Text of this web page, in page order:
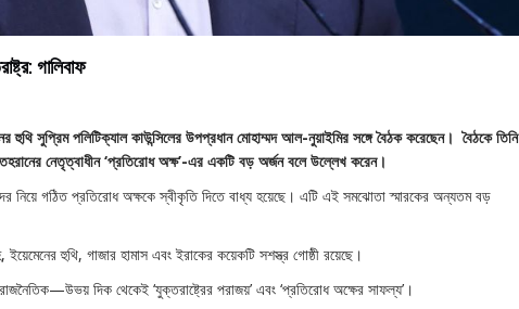
গালিবাফ
হুথি সুপ্রিম পলিটিক্যাল কাউন্সিলের উপপ্রধান মোহাম্মদ আল-নুয়াইমির সঙ্গে বৈঠক করেছেন। বৈঠকে তিনি
নেতৃত্বাধীন ‘প্রতিরোধ অক্ষ’-এর একটি বড় অর্জন বলে উল্লেখ করেন।
নিয়ে গঠিত প্রতিরোধ অক্ষকে স্বীকৃতি দিতে বাধ্য হয়েছে। এটি এই সমঝোতা স্মারকের অন্যতম বড়
হুথি, গাজার হামাস এবং ইরাকের কয়েকটি সশস্ত্র গোষ্ঠী রয়েছে।
দিক থেকেই ‘যুক্তরাষ্ট্রের পরাজয়’ এবং ‘প্রতিরোধ অক্ষের সাফল্য’।